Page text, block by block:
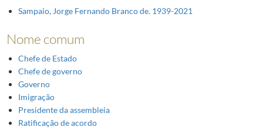
Sampaio, Jorge Fernando Branco de. 1939-2021
Nome comum
Chefe de Estado
Chefe de governo
Governo
Imigração
Presidente da assembleia
Ratificação de acordo